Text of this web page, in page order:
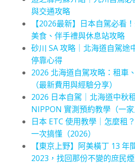
與交通攻略
【2026最新】日本自駕必看
美食、伴手禮與休息站攻略
砂川 SA 攻略｜北海道自駕途
停靠心得
2026 北海道自駕攻略：租車
（最新費用與經驗分享）
2026 日本自駕｜北海道中秋
NIPPON 實測預約教學（一家
日本 ETC 使用教學｜怎麼租
一次搞懂（2026）
【東京上野】阿美橫丁 13
2023，找回那份不變的庶民